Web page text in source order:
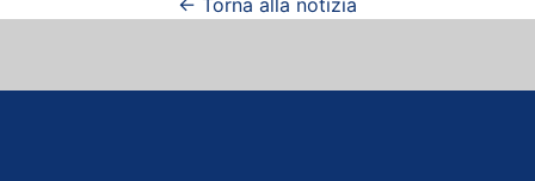
← Torna alla notizia